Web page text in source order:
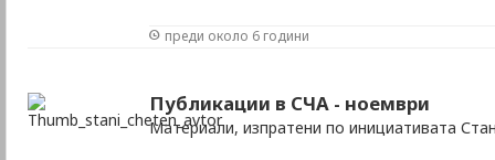
преди около 6 години
Публикации в СЧА - ноември
Материали, изпратени по инициативата